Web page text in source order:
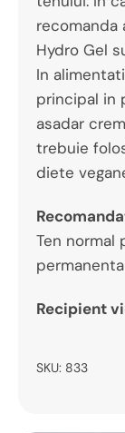
recomanda
Hydro Gel
In
principal in
asadar
trebuie
diete
Ten normal
Recipient
SKU: 833